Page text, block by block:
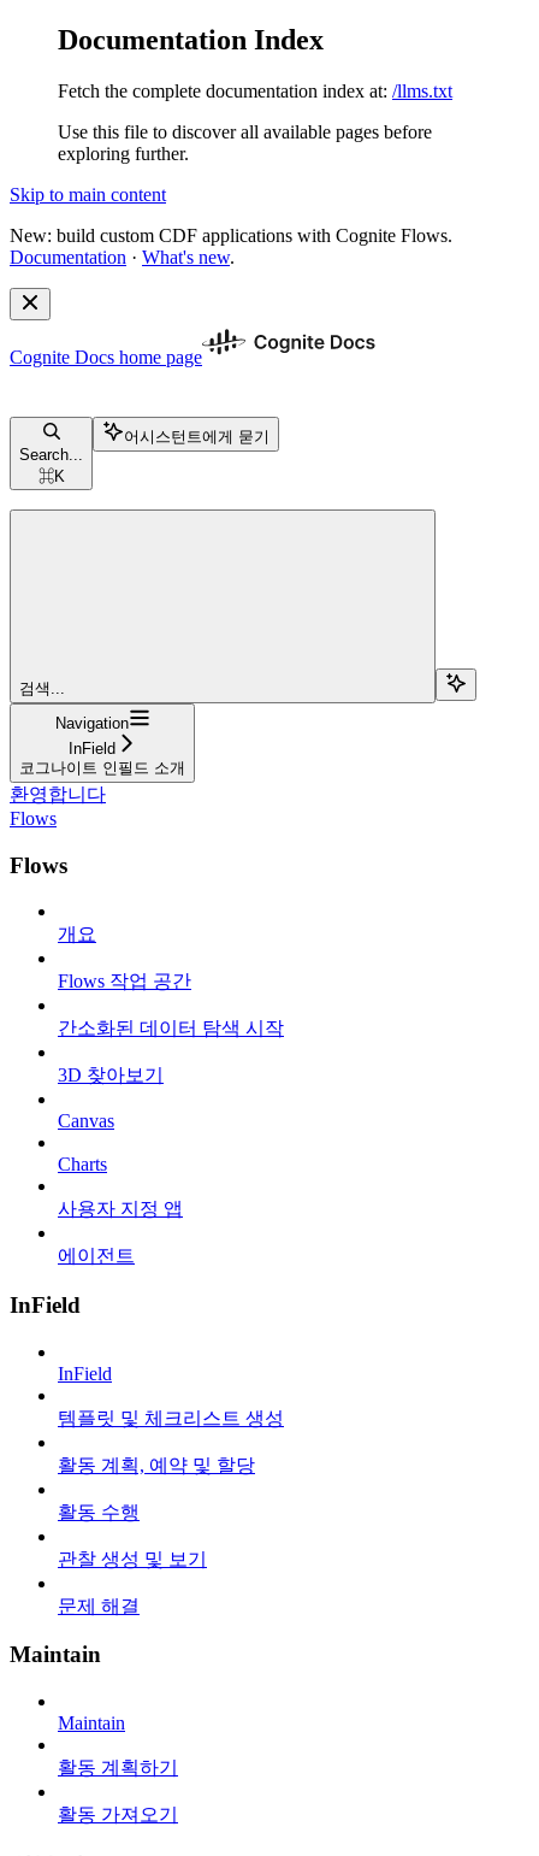
Documentation Index
Fetch the complete documentation index at: /llms.txt
Use this file to discover all available pages before
exploring further.
Skip to main content
New: build custom CDF applications with Cognite Flows.
Documentation · What's new.
Cognite Docs home page
Search...
⌘K
어시스턴트에게 묻기
검색...
Navigation
InField
코그나이트 인필드 소개
환영합니다
Flows
Flows
개요
Flows 작업 공간
간소화된 데이터 탐색 시작
3D 찾아보기
Canvas
Charts
사용자 지정 앱
에이전트
InField
InField
템플릿 및 체크리스트 생성
활동 계획, 예약 및 할당
활동 수행
관찰 생성 및 보기
문제 해결
Maintain
Maintain
활동 계획하기
활동 가져오기